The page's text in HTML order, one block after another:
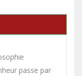
passe par